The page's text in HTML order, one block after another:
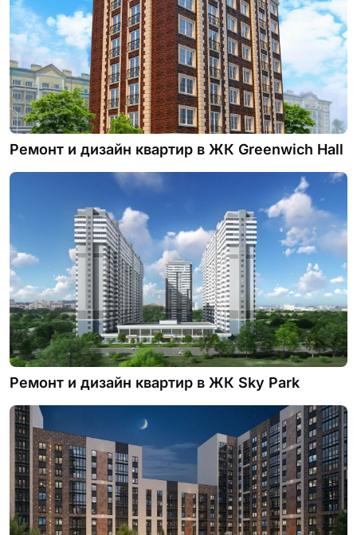
Ремонт и дизайн квартир в ЖК Greenwich Нall
Ремонт и дизайн квартир в ЖК Sky Park